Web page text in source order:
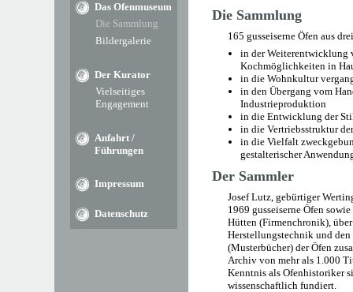
Das Ofenmuseum
Die Sammlung
Bildergalerie
Der Kurator
Vielseitiges
Engagement
Anfahrt /
Führungen
Impressum
Datenschutz
Die Sammlung
165 gusseiserne Öfen aus
in der Weiterentwicklung
Kochmöglichkeiten in
in die Wohnkultur
in den Übergang vom
Industrieproduktion
in die Entwicklung der
in die Vertriebsstruktur
in die Vielfalt
gestalterischer
Der Sammler
Josef Lutz, gebürtiger
1969 gusseiserne Öfen
Hütten (Firmenchronik),
Herstellungstechnik und den
(Musterbücher) der Öfen
Archiv von mehr als 1.000
Kenntnis als Ofenhistoriker
wissenschaftlich fundiert.